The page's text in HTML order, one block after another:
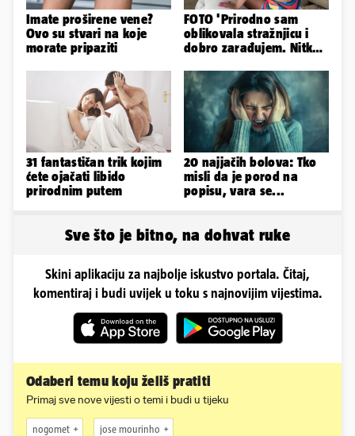
Imate proširene vene?
Ovo su stvari na koje
morate pripaziti
FOTO 'Prirodno sam
oblikovala stražnjicu i
dobro zarađujem. Nitko
31 fantastičan trik kojim
ćete ojačati libido
prirodnim putem
20 najjačih bolova: Tko
misli da je porod na
popisu, vara se...
Sve što je bitno, na dohvat ruke
Skini aplikaciju za najbolje iskustvo portala. Čitaj,
komentiraj i budi uvijek u toku s najnovijim vijestima.
Odaberi temu koju želiš pratiti
Primaj sve nove vijesti o temi i budi u tijeku
nogomet jose mourinho